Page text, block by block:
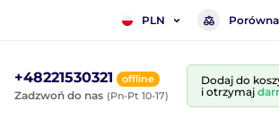
PLN
+48221530321 offline
Zadzwoń do nas (Pn-Pt 10-17)
Dodaj do
i otrzymaj